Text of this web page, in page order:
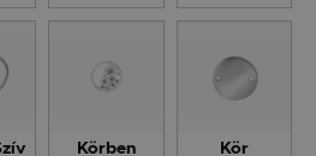
Körben
Kör